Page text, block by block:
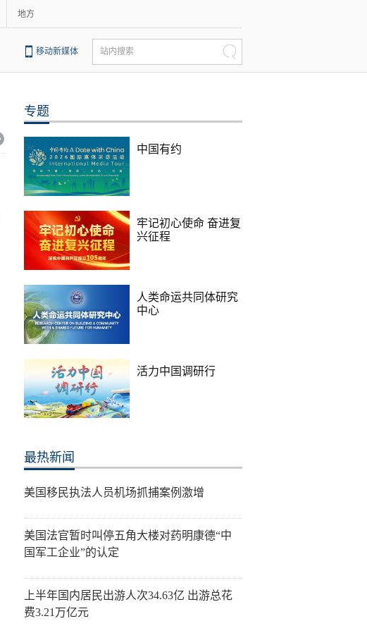
地方
移动新媒体 站内搜索
专题
中国有约
牢记初心使命 奋进复
兴征程
人类命运共同体研究
中心
活力中国调研行
最热新闻
美国移民执法人员机场抓捕案例激增
美国法官暂时叫停五角大楼对药明康德“中
国军工企业”的认定
上半年国内居民出游人次34.63亿 出游总花
费3.21万亿元